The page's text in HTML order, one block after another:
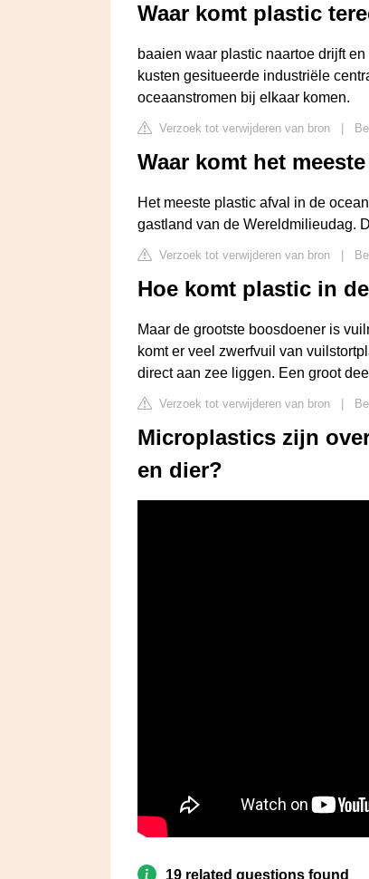
Waar komt plastic
baaien waar plastic naartoe drijft
kusten gesitueerde industriële
oceaanstromen bij elkaar komen.
Verzoek tot verwijderen van bron
Waar komt het
Het meeste plastic afval in de
gastland van de Wereldmilieudag.
Verzoek tot verwijderen van bron
Hoe komt plastic in
Maar de grootste boosdoener is
komt er veel zwerfvuil van
direct aan zee liggen. Een groot
Verzoek tot verwijderen van bron
Microplastics zijn
en dier?
19 related questions found